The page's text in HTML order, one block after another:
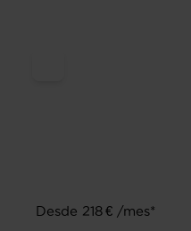
Desde 218 € /mes*